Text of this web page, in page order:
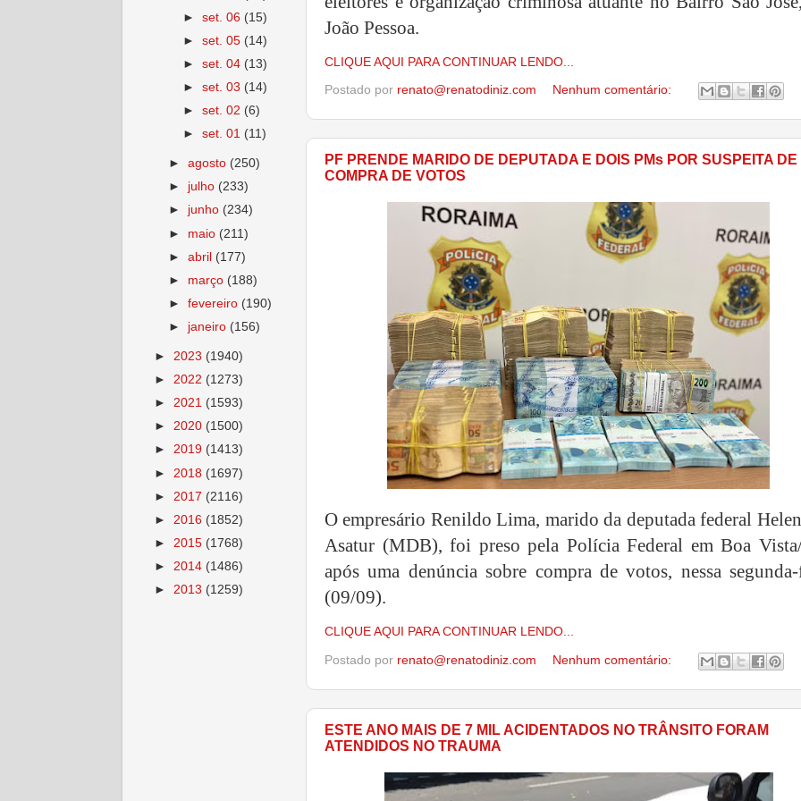
João Pessoa.
CLIQUE AQUI PARA CONTINUAR LENDO...
Postado por renato@renatodiniz.com Nenhum comentário:
PF PRENDE MARIDO DE DEPUTADA E DOIS PMs POR SUSPEITA DE
COMPRA DE VOTOS
O empresário Renildo Lima, marido da deputada federal
Asatur (MDB), foi preso pela Polícia Federal em Boa
após uma denúncia sobre compra de votos, nessa
(09/09).
CLIQUE AQUI PARA CONTINUAR LENDO...
Postado por renato@renatodiniz.com Nenhum comentário:
ESTE ANO MAIS DE 7 MIL ACIDENTADOS NO TRÂNSITO FORAM
ATENDIDOS NO TRAUMA
►set. 06 (15)
►set. 05 (14)
►set. 04 (13)
►set. 03 (14)
►set. 02 (6)
►set. 01 (11)
►agosto (250)
► julho (233)
► junho (234)
► maio (211)
►abril (177)
► março (188)
►fevereiro (190)
► janeiro (156)
► 2023 (1940)
► 2022 (1273)
► 2021 (1593)
► 2020 (1500)
► 2019 (1413)
► 2018 (1697)
► 2017 (2116)
► 2016 (1852)
► 2015 (1768)
► 2014 (1486)
► 2013 (1259)